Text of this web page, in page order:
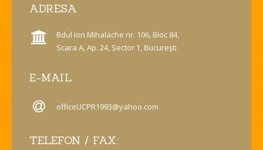
ADRESA
Bdul Ion Mihalache nr. 106, Bloc 84,
Scara A, Ap. 24, Sector 1, Bucureşti
E-MAIL
officeUCPR1993@yahoo.com
TELEFON / FAX: